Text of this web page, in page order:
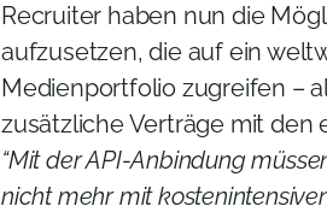
Recruiter haben nun die
aufzusetzen, die auf ein
Medienportfolio zugreifen –
zusätzliche Verträge mit den
“Mit der API-Anbindung
nicht mehr mit